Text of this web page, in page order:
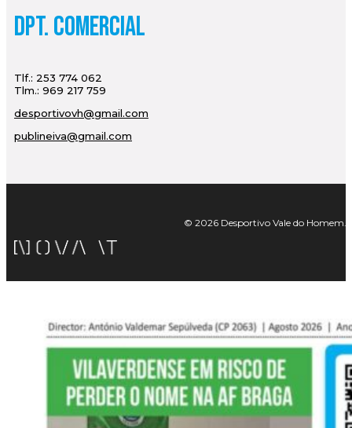
Dpt. Comercial
Tlf.: 253 774 062
Tlm.: 969 217 759
desportivovh@gmail.com
publineiva@gmail.com
© 2026 Desportivo Vale do Homem.